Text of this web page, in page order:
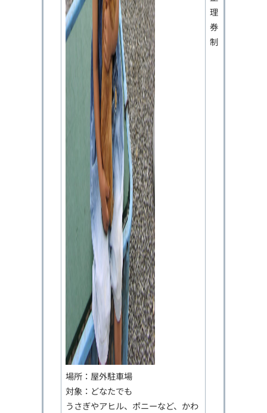
場所：屋外駐車場
対象：どなたでも
うさぎやアヒル、ポニーなど、かわ
理
券
制